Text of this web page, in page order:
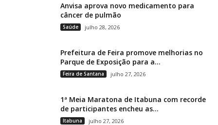
Anvisa aprova novo medicamento para
câncer de pulmão
Saúde julho 28, 2026
Prefeitura de Feira promove melhorias no
Parque de Exposição para a...
Feira de Santana julho 27, 2026
1ª Meia Maratona de Itabuna com recorde
de participantes encheu as...
Itabuna julho 27, 2026